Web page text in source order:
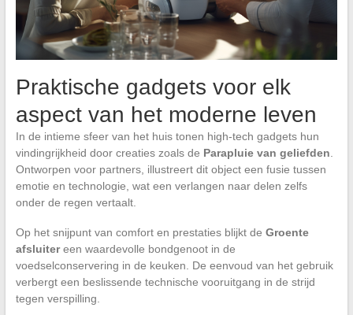
Praktische gadgets voor elk
aspect van het moderne leven
In de intieme sfeer van het huis tonen high-tech gadgets hun
vindingrijkheid door creaties zoals de Parapluie van geliefden
Ontworpen voor partners, illustreert dit object een fusie tussen
emotie en technologie, wat een verlangen naar delen zelfs
onder de regen vertaalt.
Op het snijpunt van comfort en prestaties blijkt de Groente
afsluitereen waardevolle bondgenoot in de
voedselconservering in de keuken. De eenvoud van het gebruik
verbergt een beslissende technische vooruitgang in de strijd
tegen verspilling.